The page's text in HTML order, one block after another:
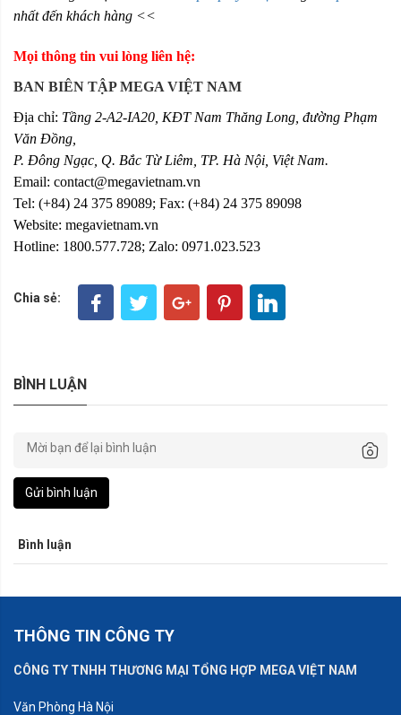
nhất đến khách hàng <<
Mọi thông tin vui lòng liên hệ:
BAN BIÊN TẬP MEGA VIỆT NAM
Địa chỉ: Tầng 2-A2-IA20, KĐT Nam Thăng Long, đường Phạm
Văn Đồng,
P. Đông Ngạc, Q. Bắc Từ Liêm, TP. Hà Nội, Việt Nam.
Email: contact@megavietnam.vn
Tel: (+84) 24 375 89089; Fax: (+84) 24 375 89098
Website: megavietnam.vn
Hotline: 1800.577.728; Zalo: 0971.023.523
Chia sẻ:
BÌNH LUẬN
Gửi bình luận
Bình luận
THÔNG TIN CÔNG TY
CÔNG TY TNHH THƯƠNG MẠI TỔNG HỢP MEGA VIỆT NAM
Văn Phòng Hà Nội